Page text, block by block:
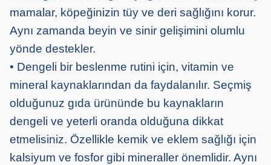
mamalar, köpeğinizin tüy ve deri sağlığını korur.
Aynı zamanda beyin ve sinir gelişimini olumlu
yönde destekler.
• Dengeli bir beslenme rutini için, vitamin ve
mineral kaynaklarından da faydalanılır. Seçmiş
olduğunuz gıda ürününde bu kaynakların
dengeli ve yeterli oranda olduğuna dikkat
etmelisiniz. Özellikle kemik ve eklem sağlığı için
kalsiyum ve fosfor gibi mineraller önemlidir. Aynı